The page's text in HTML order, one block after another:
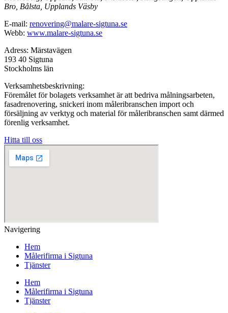
Bro, Bålsta, Upplands Väsby
E-mail: renovering@malare-sigtuna.se
Webb: www.malare-sigtuna.se
Adress: Märstavägen
193 40 Sigtuna
Stockholms län
Verksamhetsbeskrivning:
Föremålet för bolagets verksamhet är att bedriva målningsarbeten,
fasadrenovering, snickeri inom måleribranschen import och
försäljning av verktyg och material för måleribranschen samt därmed
förenlig verksamhet.
Hitta till oss
Navigering
Hem
Målerifirma i Sigtuna
Tjänster
Hem
Målerifirma i Sigtuna
Tjänster